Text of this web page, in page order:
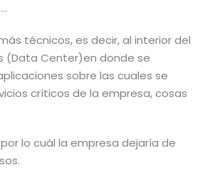
técnicos, es decir, al interior del
(Data Center)en donde se
sobre las cuales se
críticos de la empresa, cosas
lo cuál la empresa dejaría de